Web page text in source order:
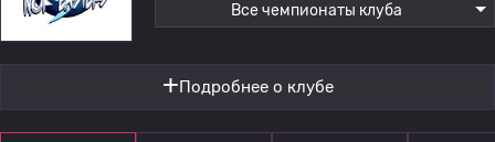
Все чемпионаты клуба
Подробнее о клубе